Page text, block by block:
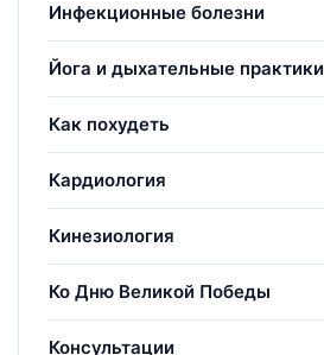
Инфекционные болезни
Йога и дыхательные практики
Как похудеть
Кардиология
Кинезиология
Ко Дню Великой Победы
Консультации